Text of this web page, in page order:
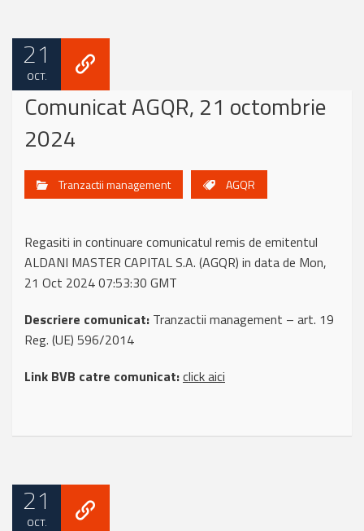
21
OCT.
Comunicat AGQR, 21 octombrie
2024
Tranzactii management AGQR
Regasiti in continuare comunicatul remis de emitentul
ALDANI MASTER CAPITAL S.A. (AGQR) in data de Mon,
21 Oct 2024 07:53:30 GMT
Descriere comunicat: Tranzactii management – art. 19
Reg. (UE) 596/2014
Link BVB catre comunicat:click aici
21
OCT.